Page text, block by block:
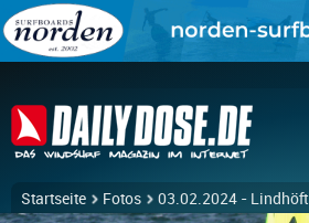
Startseite Fotos 03.02.2024 - Lindhöft